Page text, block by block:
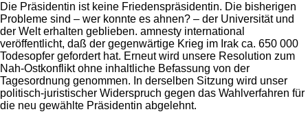
Die Präsidentin ist keine Friedenspräsidentin. Die bisherigen
Probleme sind – wer konnte es ahnen? – der Universität und
der Welt erhalten geblieben. amnesty international
veröffentlicht, daß der gegenwärtige Krieg im Irak ca. 650 000
Todesopfer gefordert hat. Erneut wird unsere Resolution zum
Nah-Ostkonflikt ohne inhaltliche Befassung von der
Tagesordnung genommen. In derselben Sitzung wird unser
politisch-juristischer Widerspruch gegen das Wahlverfahren für
die neu gewählte Präsidentin abgelehnt.